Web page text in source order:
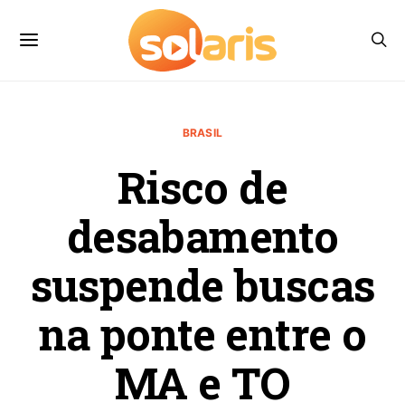
BRASIL
Risco de
desabamento
suspende buscas
na ponte entre o
MA e TO